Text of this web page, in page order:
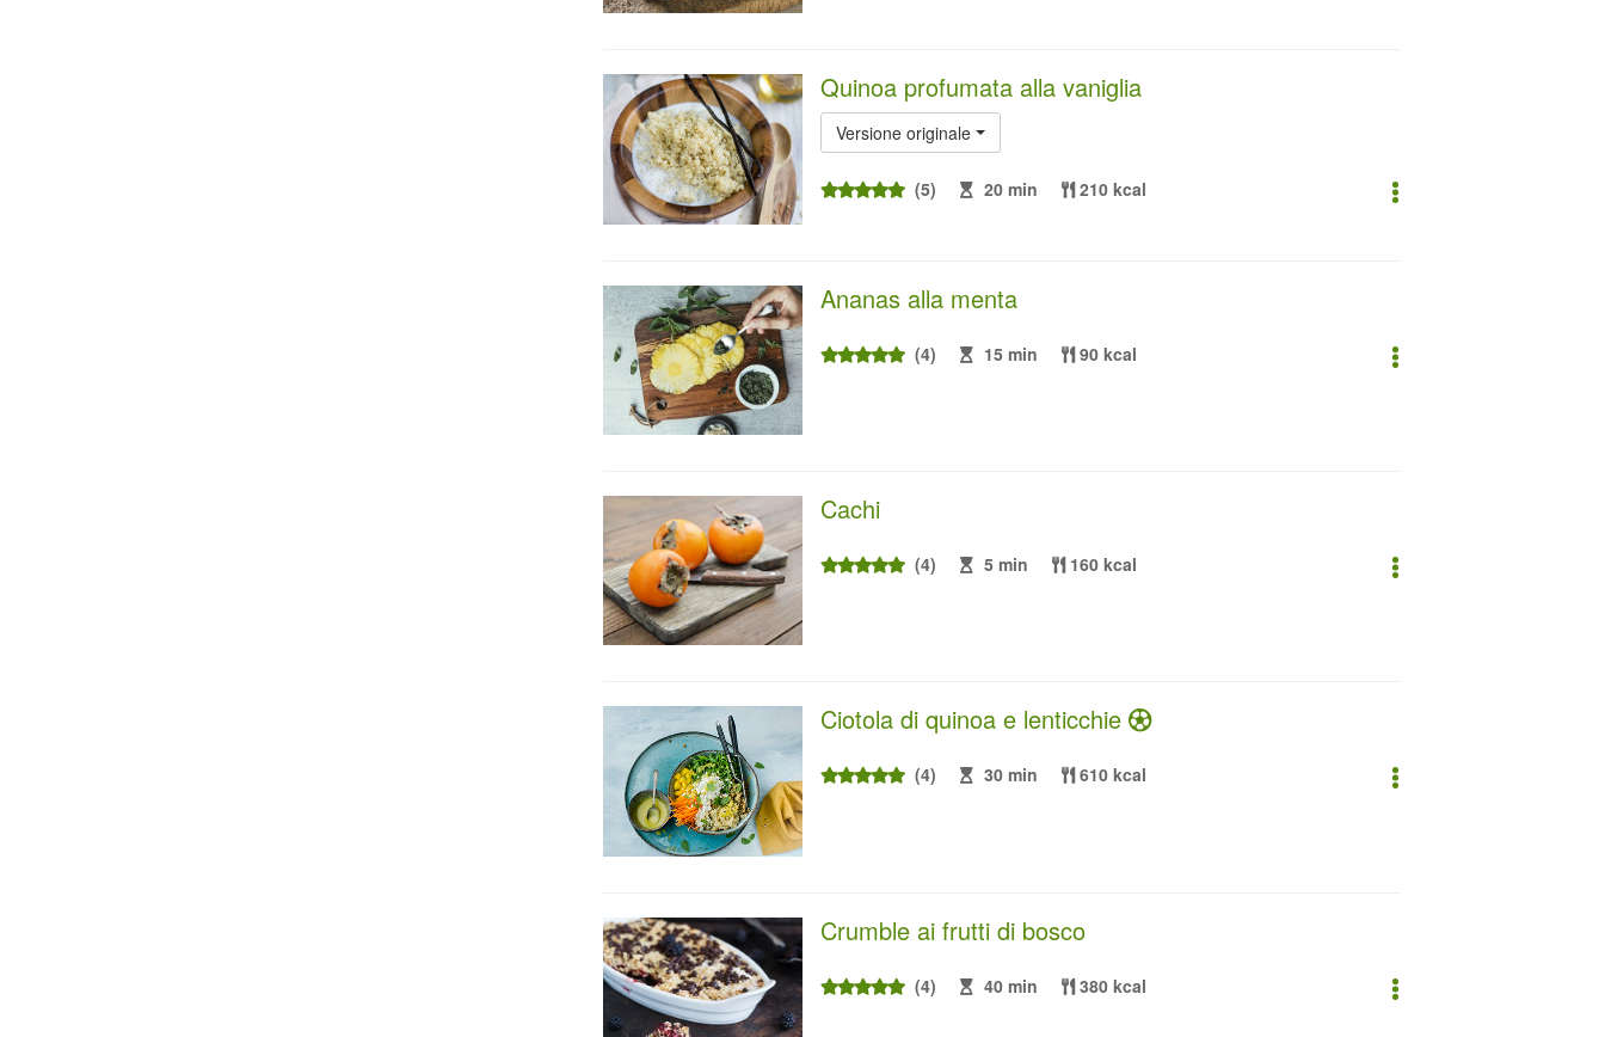
Quinoa profumata alla vaniglia
Versione originale
(5) 20 min 210 kcal
Ananas alla menta
(4) 15 min 90 kcal
Cachi
(4) 5 min 160 kcal
Ciotola di quinoa e lenticchie
(4) 30 min 610 kcal
Crumble ai frutti di bosco
(4) 40 min 380 kcal